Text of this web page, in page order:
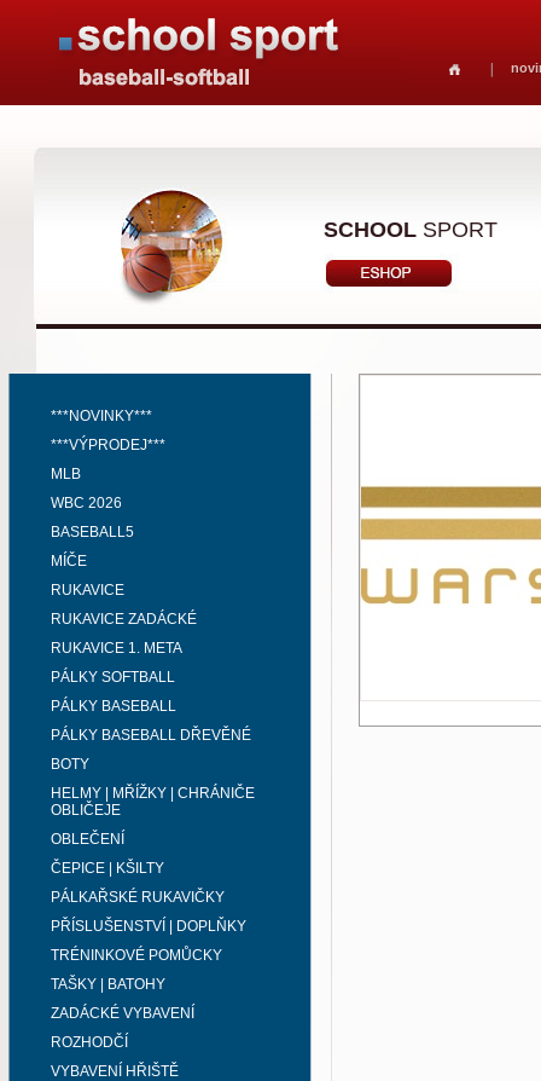
SCHOOL SPORT
***NOVINKY***
***VÝPRODEJ***
MLB
WBC 2026
BASEBALL5
MÍČE
RUKAVICE
RUKAVICE ZADÁCKÉ
RUKAVICE 1. META
PÁLKY SOFTBALL
PÁLKY BASEBALL
PÁLKY BASEBALL DŘEVĚNÉ
BOTY
HELMY | MŘÍŽKY | CHRÁNIČE
OBLIČEJE
OBLEČENÍ
ČEPICE | KŠILTY
PÁLKAŘSKÉ RUKAVIČKY
PŘÍSLUŠENSTVÍ | DOPLŇKY
TRÉNINKOVÉ POMŮCKY
TAŠKY | BATOHY
ZADÁCKÉ VYBAVENÍ
ROZHODČÍ
VYBAVENÍ HŘIŠTĚ